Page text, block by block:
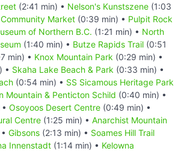
(2:41 min) • Nelson's Kunstszene (1:03
Market (0:39 min) • Pulpit Rock
of Northern B.C. (1:21 min) • North
(1:40 min) • Butze Rapids Trail (0:51
min) • Knox Mountain Park (0:29 min) •
• Skaha Lake Beach & Park (0:33 min) •
(0:54 min) • SS Sicamous Heritage Park
Mountain & Penticton Schild (0:40 min) •
Osoyoos Desert Centre (0:49 min) •
Centre (1:25 min) • Anarchist Mountain
Gibsons (2:13 min) • Soames Hill Trail
Innenstadt (1:14 min) • Kelowna